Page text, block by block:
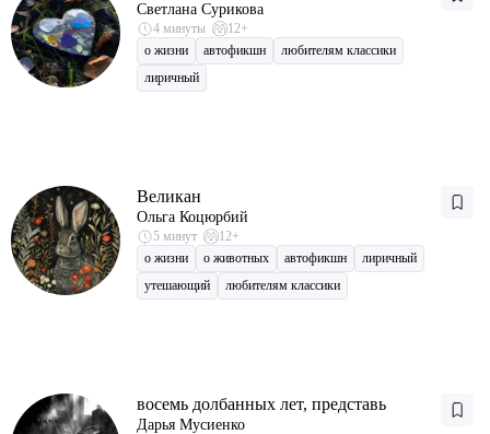
Светлана Сурикова
4 минуты
12+
о жизни
автофикшн
любителям классики
лиричный
Великан
Ольга Коцюрбий
5 минут
12+
о жизни
о животных автофикшн
лиричный
утешающий
любителям классики
восемь долбанных лет, представь
Дарья Мусиенко